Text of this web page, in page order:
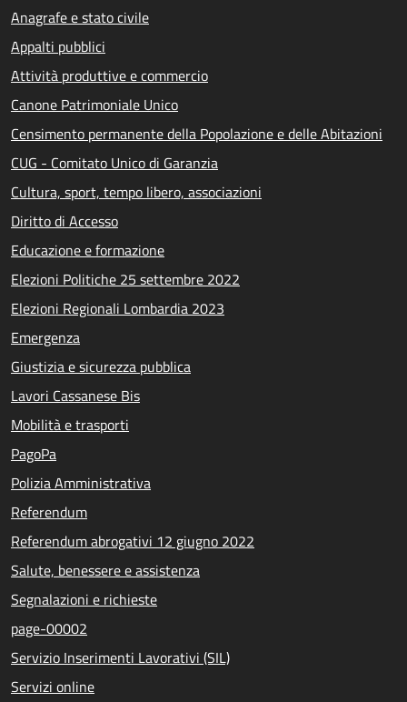
Anagrafe e stato civile
Appalti pubblici
Attività produttive e commercio
Canone Patrimoniale Unico
Censimento permanente della Popolazione e delle Abitazioni
CUG - Comitato Unico di Garanzia
Cultura, sport, tempo libero, associazioni
Diritto di Accesso
Educazione e formazione
Elezioni Politiche 25 settembre 2022
Elezioni Regionali Lombardia 2023
Emergenza
Giustizia e sicurezza pubblica
Lavori Cassanese Bis
Mobilità e trasporti
PagoPa
Polizia Amministrativa
Referendum
Referendum abrogativi 12 giugno 2022
Salute, benessere e assistenza
Segnalazioni e richieste
page-00002
Servizio Inserimenti Lavorativi (SIL)
Servizi online